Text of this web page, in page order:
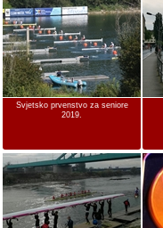
Svjetsko prvenstvo za seniore
2019.